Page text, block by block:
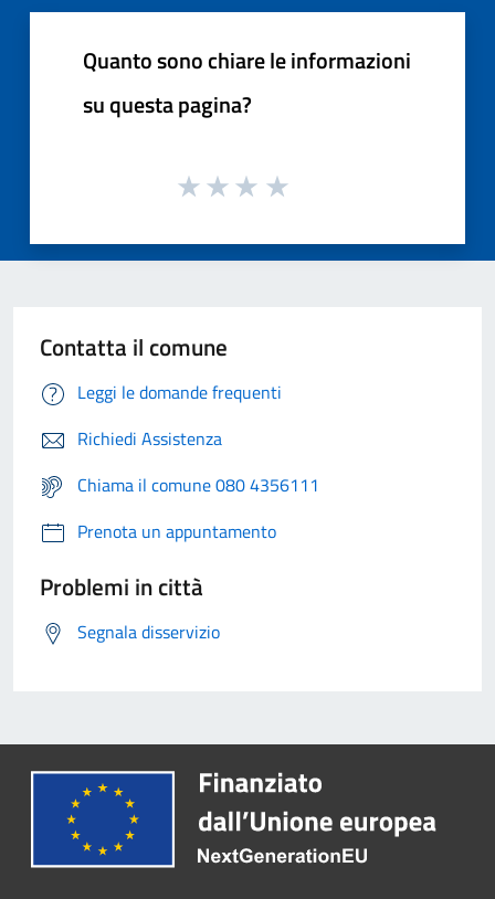
Quanto sono chiare le informazioni
su questa pagina?
Contatta il comune
Leggi le domande frequenti
Richiedi Assistenza
Chiama il comune 080 4356111
Prenota un appuntamento
Problemi in città
Segnala disservizio